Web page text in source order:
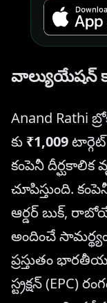
వాల్యుయేషన్
Anand Rathi
కు ₹1,009
కంపెనీ దీర్ఘకాలిక
చూపిస్తుంది.
ఆర్డర్ బుక్,
అందించే
ప్రస్తుతం
స్ట్రక్షన్ (EPC)